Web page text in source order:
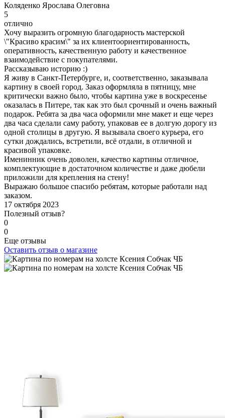
Коляденко Ярослава Олеговна
5
отлично
Хочу выразить огромную благодарность мастерской
\"Красиво красим\" за их клиентоориентированность,
оперативность, качественную работу и качественное
взаимодействие с покупателями.
Рассказываю историю :)
Я живу в Санкт-Петербурге, и, соответственно, заказывала
картину в своей город. Заказ оформляла в пятницу, мне
критически важно было, чтобы картина уже в воскресенье
оказалась в Питере, так как это был срочный и очень важный
подарок. Ребята за два часа оформили мне макет и еще через
два часа сделали саму работу, упаковав ее в долгую дорогу из
одной столицы в другую. Я вызывала своего курьера, его
сутки дождались, встретили, всё отдали, в отличной и
красивой упаковке.
Именинник очень доволен, качество картины отличное,
комплектующие в достаточном количестве и даже дюбели
приложили для крепления на стену!
Выражаю большое спасибо ребятам, которые работали над
заказом.
17 октября 2023
Полезный отзыв?
0
0
Еще отзывы
Оставить отзыв о магазине